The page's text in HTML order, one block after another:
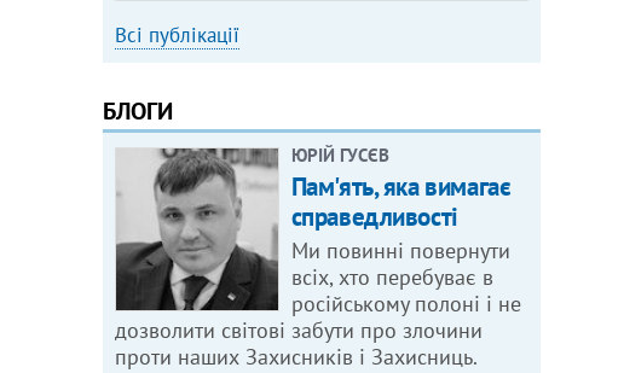
Всі публікації
БЛОГИ
ЮРІЙ ГУСЄВ
Пам'ять, яка вимагає
справедливості
Ми повинні повернути
всіх, хто перебуває в
російському полоні і не
дозволити світові забути про злочини
проти наших Захисників і Захисниць.